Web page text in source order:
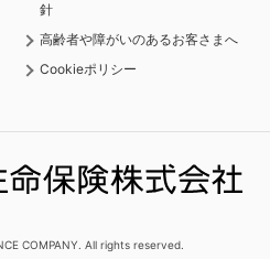
針
高齢者や障がいのあるお客さまへ
Cookieポリシー
COMPANY. All rights reserved.